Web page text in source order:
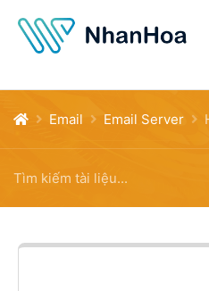
Email Email Server